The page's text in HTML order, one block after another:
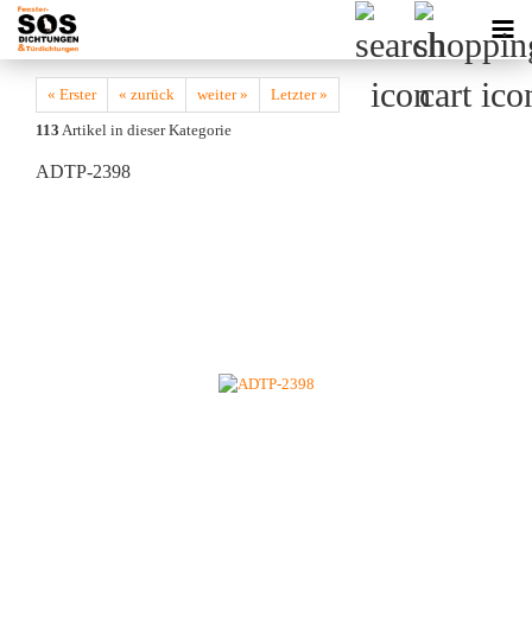
« Erster « zurück weiter »
Letzter »
113 Artikel in dieser Kategorie
ADTP-2398